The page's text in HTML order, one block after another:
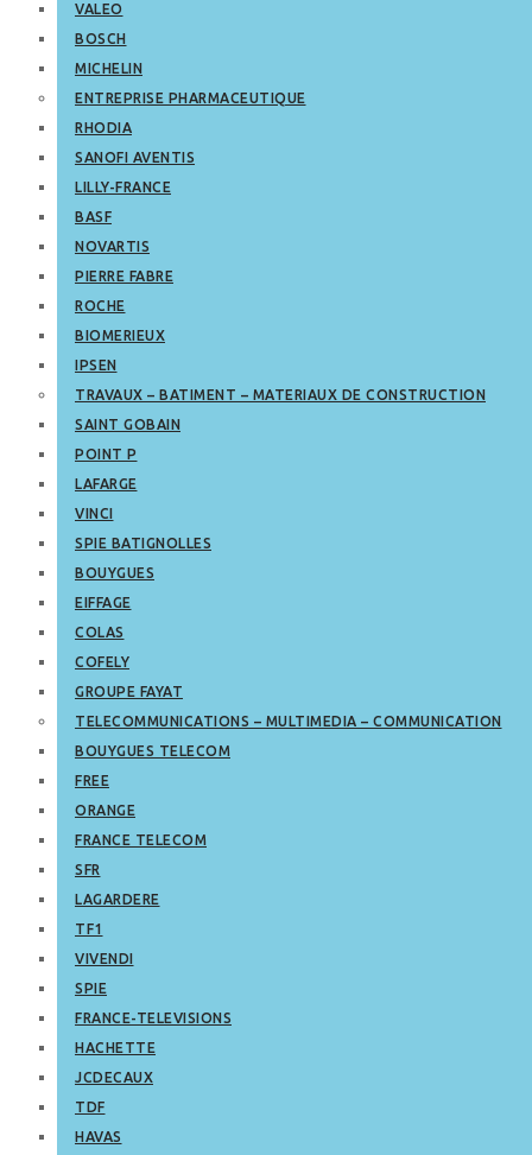
VALEO
BOSCH
MICHELIN
ENTREPRISE PHARMACEUTIQUE
RHODIA
SANOFI AVENTIS
LILLY-FRANCE
BASF
NOVARTIS
PIERRE FABRE
ROCHE
BIOMERIEUX
IPSEN
TRAVAUX – BATIMENT – MATERIAUX DE CONSTRUCTION
SAINT GOBAIN
POINT P
LAFARGE
VINCI
SPIE BATIGNOLLES
BOUYGUES
EIFFAGE
COLAS
COFELY
GROUPE FAYAT
TELECOMMUNICATIONS – MULTIMEDIA – COMMUNICATION
BOUYGUES TELECOM
FREE
ORANGE
FRANCE TELECOM
SFR
LAGARDERE
TF1
VIVENDI
SPIE
FRANCE-TELEVISIONS
HACHETTE
JCDECAUX
TDF
HAVAS